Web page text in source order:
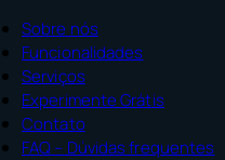
Sobre nós
Funcionalidades
Serviços
Experimente Grátis
Contato
FAQ – Dúvidas frequentes